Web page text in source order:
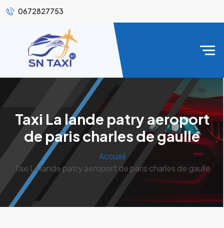
0672827753
Taxi La lande patry aeroport
de paris charles de gaulle
Accueil
Taxi La lande patry aeroport de paris charles de gaulle